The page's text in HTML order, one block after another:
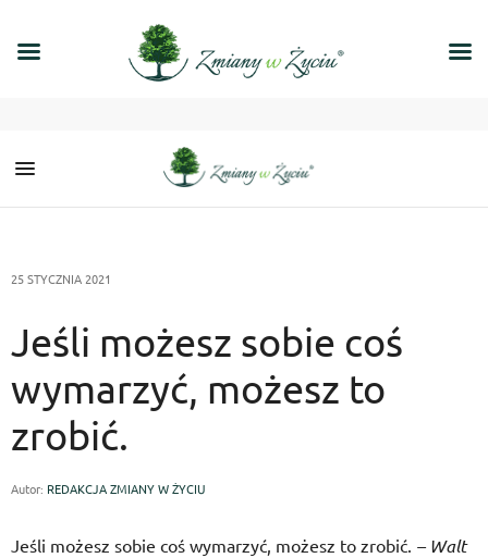
25 STYCZNIA 2021
Jeśli możesz sobie coś
wymarzyć, możesz to
zrobić.
Autor: REDAKCJA ZMIANY W ŻYCIU
Jeśli możesz sobie coś wymarzyć, możesz to zrobić. – Walt